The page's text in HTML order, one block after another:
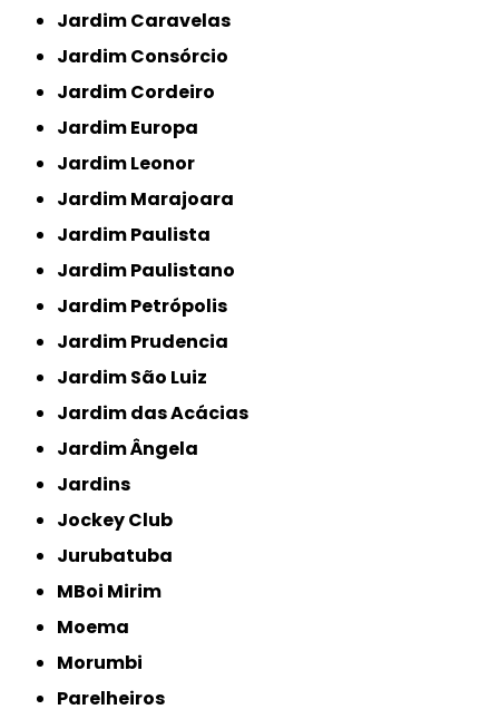
Jardim Caravelas
Jardim Consórcio
Jardim Cordeiro
Jardim Europa
Jardim Leonor
Jardim Marajoara
Jardim Paulista
Jardim Paulistano
Jardim Petrópolis
Jardim Prudencia
Jardim São Luiz
Jardim das Acácias
Jardim Ângela
Jardins
Jockey Club
Jurubatuba
MBoi Mirim
Moema
Morumbi
Parelheiros